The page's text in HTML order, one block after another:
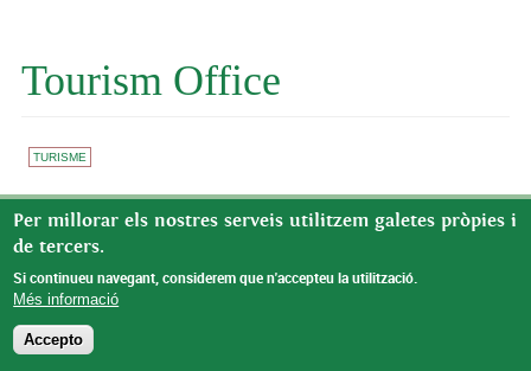
Tourism Office
TURISME
You can check the hours of the Tourist Office, depending on the
time of year, in the following link:https://turismebenifallet.cat/en/
Per millorar els nostres serveis utilitzem galetes pròpies i
de tercers.
Si continueu navegant, considerem que n'accepteu la utilització.
Més informació
Accepto